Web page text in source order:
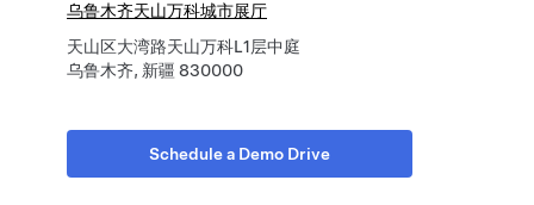
乌鲁木齐天山万科城市展厅
天山区大湾路天山万科L1层中庭
乌鲁木齐, 新疆 830000
Schedule a Demo Drive